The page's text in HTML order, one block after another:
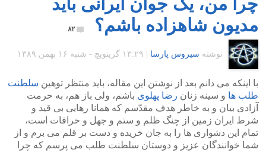
مدیون شاهزاده باشم؟
۸۲
نوشته سیروس پارسا ۱۳:۲۹ گرينويچ - شنبه ۱۶ بهمن ۱۳۸۹
با اینکه می دانم بعد از نوشتن این مقاله، باید منتظر توهین سلطنت
طلب ها و سینه زنان رضا پهلوی باشم، ولی باز هم، به حرمت
آزادی بیان و به خاطر هدف مقدّسم که همانا رهایی بی قید و
شرط ایران زمین از چنگ ظلم و ستم و جهل و خرافات است،
تمام این دشواری ها را به جان خریده و دست بر قلم می برم و از
شما خوانندگان عزیز و دوستان سلطنت طلب می پرسم که چرا